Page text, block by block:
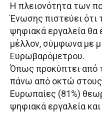
Η πλειονότητα των
Ένωσης πιστεύει ότι
ψηφιακά εργαλεία θα
μέλλον, σύμφωνα με
Ευρωβαρόμετρου.
Όπως προκύπτει από
πάνω από οκτώ
Ευρωπαίες (81%)
ψηφιακά εργαλεία